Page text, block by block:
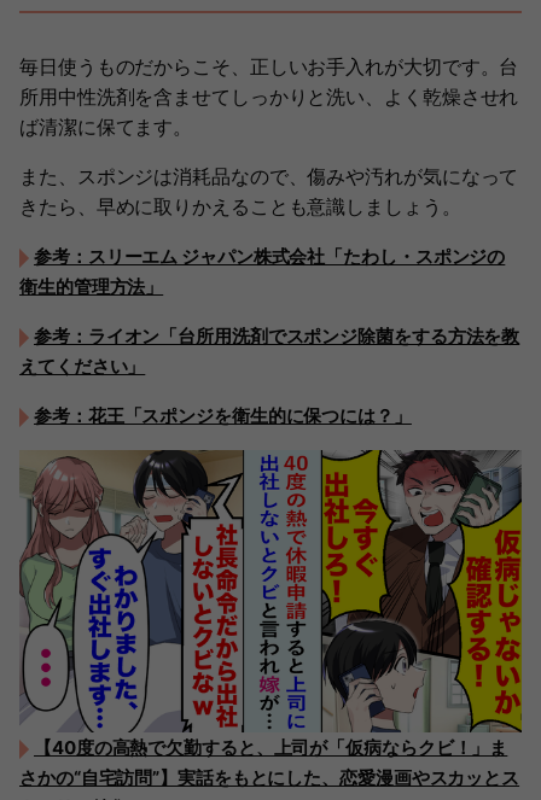
毎日使うものだからこそ、正しいお手入れが大切です。台
所用中性洗剤を含ませてしっかりと洗い、よく乾燥させれ
ば清潔に保てます。
また、スポンジは消耗品なので、傷みや汚れが気になって
きたら、早めに取りかえることも意識しましょう。
参考：スリーエム ジャパン株式会社「たわし・スポンジの
衛生的管理方法」
参考：ライオン「台所用洗剤でスポンジ除菌をする方法を教
えてください」
参考：花王「スポンジを衛生的に保つには？」
【40度の高熱で欠勤すると、上司が「仮病ならクビ！」ま
さかの“自宅訪問”】実話をもとにした、恋愛漫画やスカッとス